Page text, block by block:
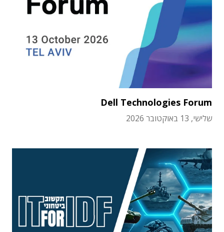
Dell Technologies Forum
שלישי, 13 באוקטובר 2026